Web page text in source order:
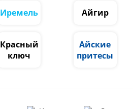
Иремель Айгир
Красный
ключ
Айские
притесы